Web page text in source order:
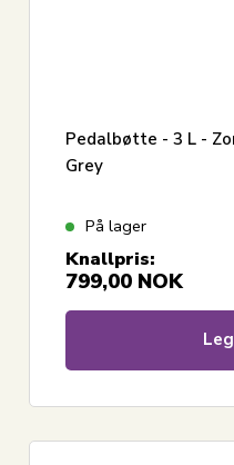
Pedalbøtte - 3 L -
Grey
På lager
Knallpris:
799,00 NOK